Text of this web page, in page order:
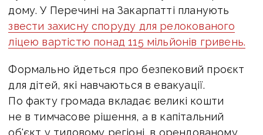
дому. У Перечині на Закарпатті планують
звести захисну споруду для релокованого
ліцею вартістю понад 115 мільйонів гривень.
Формально йдеться про безпековий проєкт
для дітей, які навчаються в евакуації.
По факту громада вкладає великі кошти
не в тимчасове рішення, а в капітальний
об'єкт у тиловому регіоні, в орендованому